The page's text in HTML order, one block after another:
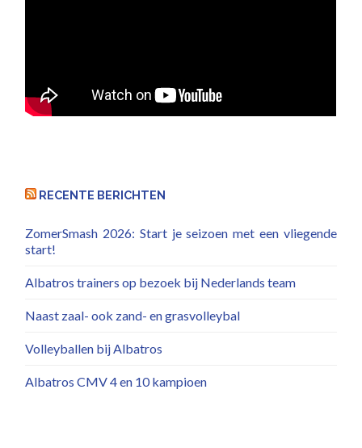
RECENTE BERICHTEN
ZomerSmash 2026: Start je seizoen met een vliegende
start!
Albatros trainers op bezoek bij Nederlands team
Naast zaal- ook zand- en grasvolleybal
Volleyballen bij Albatros
Albatros CMV 4 en 10 kampioen